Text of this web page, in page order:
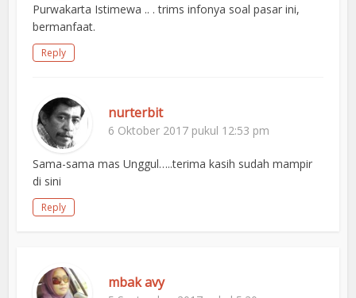
Purwakarta Istimewa .. . trims infonya soal pasar ini,
bermanfaat.
Reply
nurterbit
6 Oktober 2017 pukul 12:53 pm
Sama-sama mas Unggul…..terima kasih sudah mampir
di sini
Reply
mbak avy